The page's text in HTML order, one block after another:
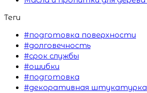
Теги
#подготовка поверхности
#долговечность
#срок службы
#ошибки
#подготовка
#декоративная штукатурка